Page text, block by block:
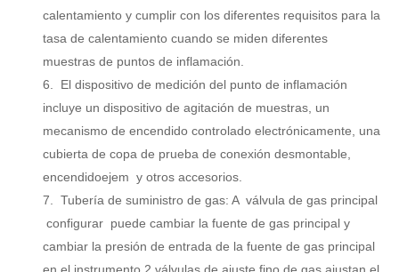
calentamiento y cumplir con los diferentes requisitos para la
tasa de calentamiento cuando se miden diferentes
muestras de puntos de inflamación.
6. El dispositivo de medición del punto de inflamación
incluye un dispositivo de agitación de muestras, un
mecanismo de encendido controlado electrónicamente, una
cubierta de copa de prueba de conexión desmontable,
encendidoejem y otros accesorios.
7. Tubería de suministro de gas: Aválvula de gas principal
configurar puede cambiar la fuente de gas principal y
cambiar la presión de entrada de la fuente de gas principal
en el instrumento.2 válvulas de ajuste fino de gas ajustan el